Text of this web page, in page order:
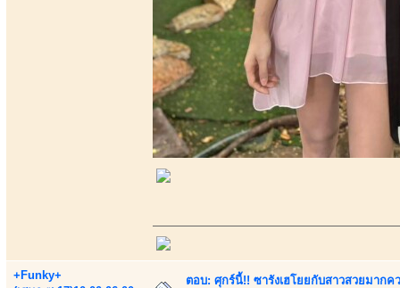
+Funky+
ตอบ: ศุกร์นี้!! ซารังเฮโยยกับสาวสวยมาก